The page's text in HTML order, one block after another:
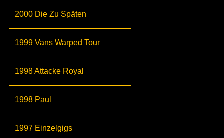
2000 Die Zu Späten
1999 Vans Warped Tour
1998 Attacke Royal
1998 Paul
1997 Einzelgigs